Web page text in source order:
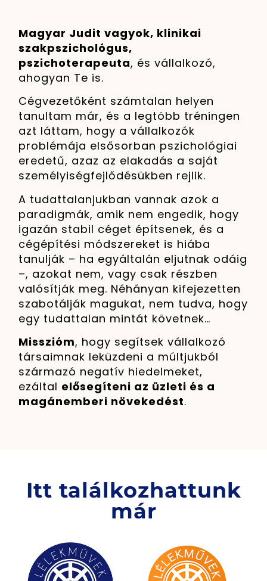
Magyar Judit vagyok, klinikai
szakpszichológus,
pszichoterapeuta, és vállalkozó,
ahogyan Te is.
Cégvezetőként számtalan helyen
tanultam már, és a legtöbb tréningen
azt láttam, hogy a vállalkozók
problémája elsősorban pszichológiai
eredetű, azaz az elakadás a saját
személyiségfejlődésükben rejlik.
A tudattalanjukban vannak azok a
paradigmák, amik nem engedik, hogy
igazán stabil céget építsenek, és a
cégépítési módszereket is hiába
tanulják – ha egyáltalán eljutnak odáig
–, azokat nem, vagy csak részben
valósítják meg. Néhányan kifejezetten
szabotálják magukat, nem tudva, hogy
egy tudattalan mintát követnek…
Misszióm, hogy segítsek vállalkozó
társaimnak leküzdeni a múltjukból
származó negatív hiedelmeket,
ezáltal elősegíteni az üzleti és a
magánemberi növekedést.
Itt találkozhattunk
már